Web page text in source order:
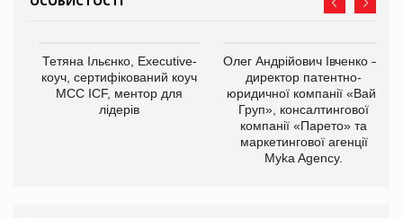
Тетяна Ільєнко, Executive-
коуч, сертифікований коуч
МСС ICF, ментор для
лідерів
Олег Андрійович Івченко —
директор патентно-
юридичної компанії «Вайз
Груп», консалтингової
компанії «Парето» та
маркетингової агенції
Myka Agency.